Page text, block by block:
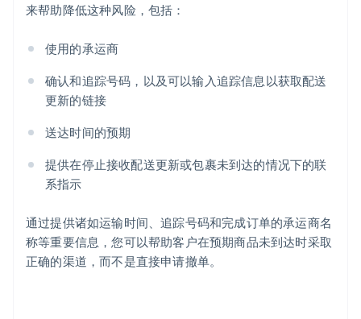
来帮助降低这种风险，包括：
使用的承运商
确认和追踪号码，以及可以输入追踪信息以获取配送
更新的链接
送达时间的预期
提供在停止接收配送更新或包裹未到达的情况下的联
系指示
通过提供诸如运输时间、追踪号码和完成订单的承运商名
称等重要信息，您可以帮助客户在预期商品未到达时采取
正确的渠道，而不是直接申请撤单。